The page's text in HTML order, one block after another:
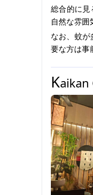
総合的に見
自然な雰囲
なお、蚊
要な方は事
Kaikan